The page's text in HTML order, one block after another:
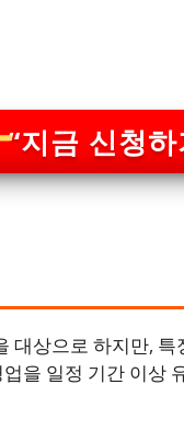
“지금 신청하
대상으로 하지만,
을 일정 기간 이상